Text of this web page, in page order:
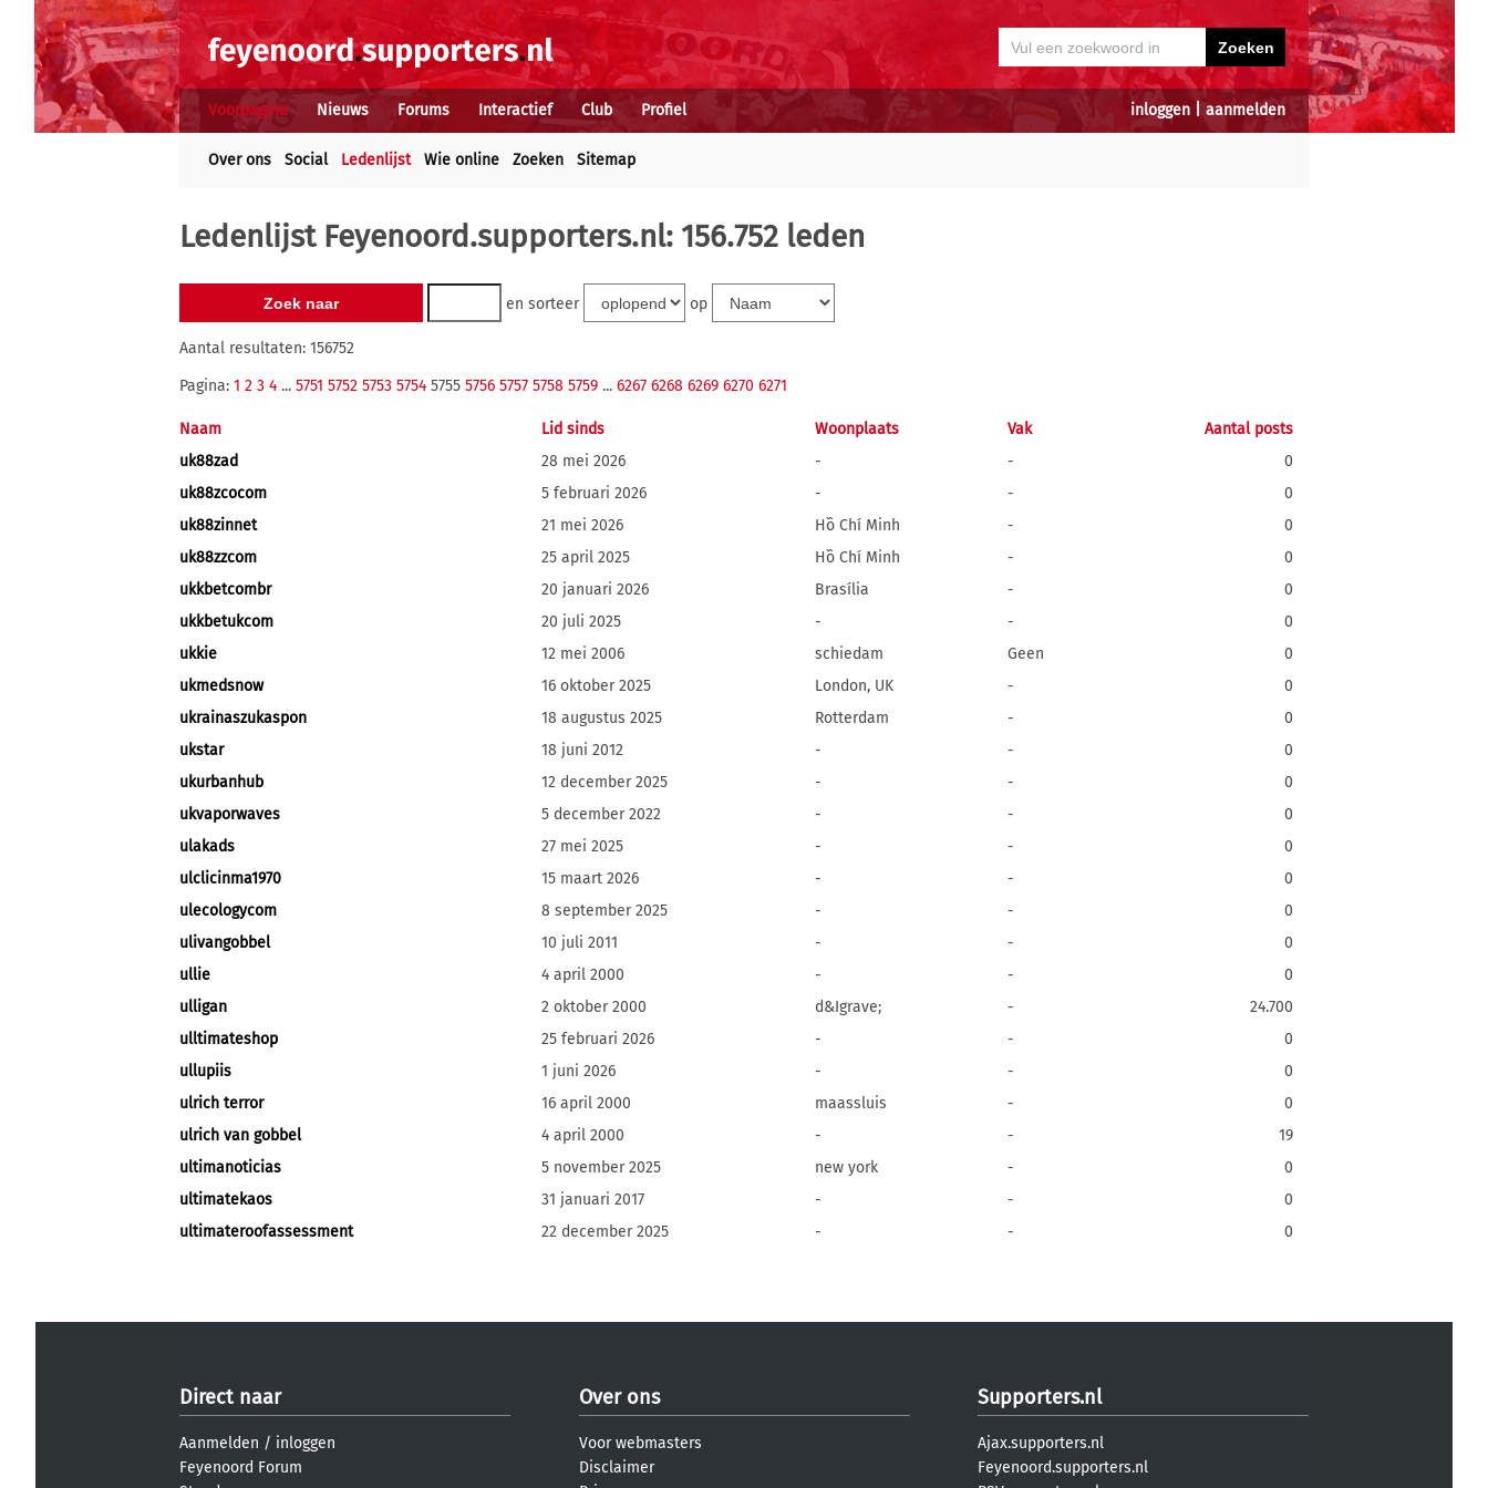
inloggen aanmelden
Voorpagina Nieuws Forums Interactief Club Profiel
Over ons Social Ledenlijst Wie online Zoeken Sitemap
Ledenlijst Feyenoord.supporters.nl: 156.752 leden
en sorteer op
Aantal resultaten: 156752
Pagina: 1 2 3 4 ... 5751 5752 5753 5754 5755 5756 5757 5758 5759 ... 6267 6268 6269 6270 6271
Naam Lid sinds Woonplaats Vak
Aantal posts
uk88zad
28 mei 2026 - -
0
uk88zcocom
5 februari 2026 - -
0
uk88zinnet
21 mei 2026 Hồ Chí Minh -
0
uk88zzcom
25 april 2025 Hồ Chí Minh -
0
ukkbetcombr
20 januari 2026 Brasília -
0
ukkbetukcom
20 juli 2025 - -
0
ukkie
12 mei 2006 schiedam Geen
0
ukmedsnow
16 oktober 2025 London, UK -
0
ukrainaszukaspon
18 augustus 2025 Rotterdam -
0
ukstar
18 juni 2012 - -
0
ukurbanhub
12 december 2025 - -
0
ukvaporwaves
5 december 2022 - -
0
ulakads
27 mei 2025 - -
0
ulclicinma1970
15 maart 2026 - -
0
ulecologycom
8 september 2025 - -
0
ulivangobbel
10 juli 2011 - -
0
ullie
4 april 2000 - -
0
ulligan
2 oktober 2000 d&Igrave; -
24.700
ulltimateshop
25 februari 2026 - -
0
ullupiis
1 juni 2026 - -
0
ulrich terror
16 april 2000 maassluis -
0
ulrich van gobbel
4 april 2000 - -
19
ultimanoticias
5 november 2025 new york -
0
ultimatekaos
31 januari 2017 - -
0
ultimateroofassessment
22 december 2025 - - 0
Direct naar
Aanmelden / inloggen
Feyenoord Forum
Over ons
Voor webmasters
Disclaimer
Supporters.nl
Ajax.supporters.nl
Feyenoord.supporters.nl